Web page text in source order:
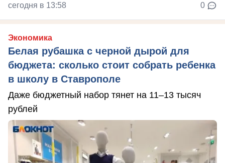
сегодня в 13:58 0
Экономика
Белая рубашка с черной дырой для
бюджета: сколько стоит собрать ребенка
в школу в Ставрополе
Даже бюджетный набор тянет на 11–13 тысяч
рублей